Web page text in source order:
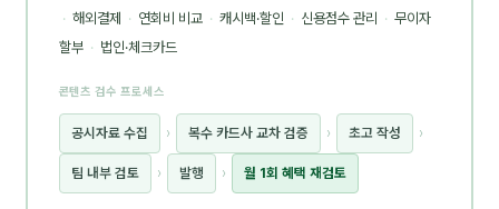
· 해외결제 · 연회비 비교 · 캐시백·할인 · 신용점수 관리 · 무이자
할부 · 법인·체크카드
콘텐츠 검수 프로세스
공시자료 수집 › 복수 카드사 교차 검증 › 초고 작성 ›
팀 내부 검토 › 발행 › 월 1회 혜택 재검토